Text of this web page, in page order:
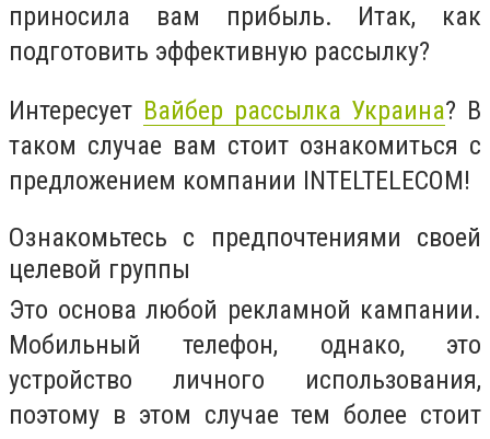
приносила вам прибыль. Итак, как
подготовить эффективную рассылку?
Интересует Вайбер рассылка Украина? В
таком случае вам стоит ознакомиться с
предложением компании INTELTELECOM!
Ознакомьтесь с предпочтениями своей
целевой группы
Это основа любой рекламной кампании.
Мобильный телефон, однако, это
устройство личного использования,
поэтому в этом случае тем более стоит